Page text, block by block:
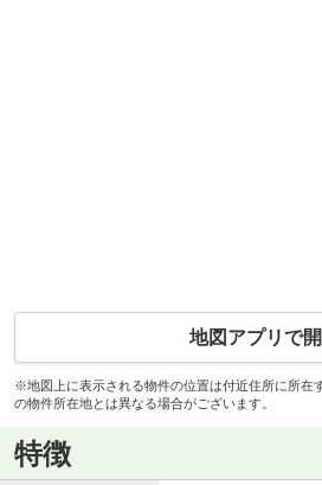
地図アプリで開
※地図上に表示される物件の位置は付近住所に所在
の物件所在地とは異なる場合がございます。
特徴